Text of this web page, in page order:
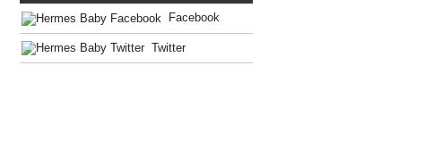
Facebook
Twitter